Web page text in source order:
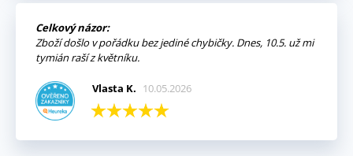
Celkový názor:
Zboží došlo v pořádku bez jediné chybičky. Dnes, 10.5. už mi
tymián raší z květníku.
Vlasta K. 10.05.2026